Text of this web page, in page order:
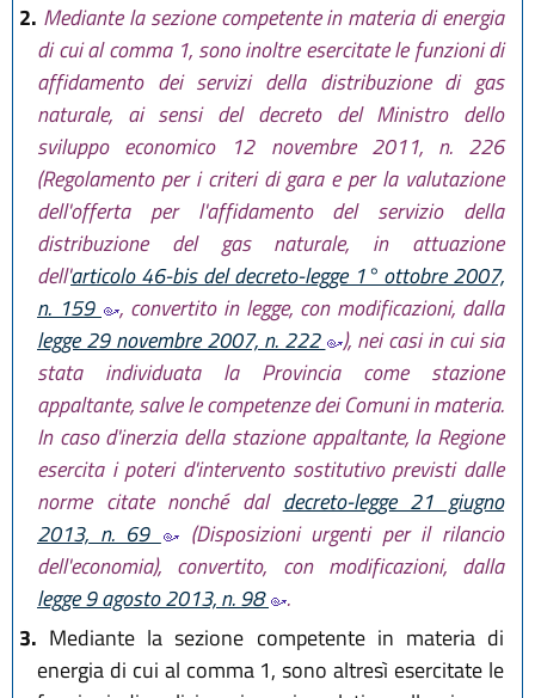
2. Mediante la sezione competente in materia di energia
di cui al comma 1, sono inoltre esercitate le funzioni di
affidamento dei servizi della distribuzione di gas
naturale, ai sensi del decreto del Ministro dello
sviluppo economico 12 novembre 2011, n. 226
(Regolamento per i criteri di gara e per la valutazione
dell'offerta per l'affidamento del servizio della
distribuzione del gas naturale, in attuazione
dell'articolo 46-bis del decreto-legge 1° ottobre 2007,
n. 159
, convertito in legge, con modificazioni, dalla
legge 29 novembre 2007, n. 222
), nei casi in cui sia
stata individuata la Provincia come stazione
appaltante, salve le competenze dei Comuni in materia.
In caso d'inerzia della stazione appaltante, la Regione
esercita i poteri d'intervento sostitutivo previsti dalle
norme citate nonché dal decreto-legge 21 giugno
2013, n. 69
(Disposizioni urgenti per il rilancio
dell'economia), convertito, con modificazioni, dalla
legge 9 agosto 2013, n. 98
.
3. Mediante la sezione competente in materia di
energia di cui al comma 1, sono altresì esercitate le